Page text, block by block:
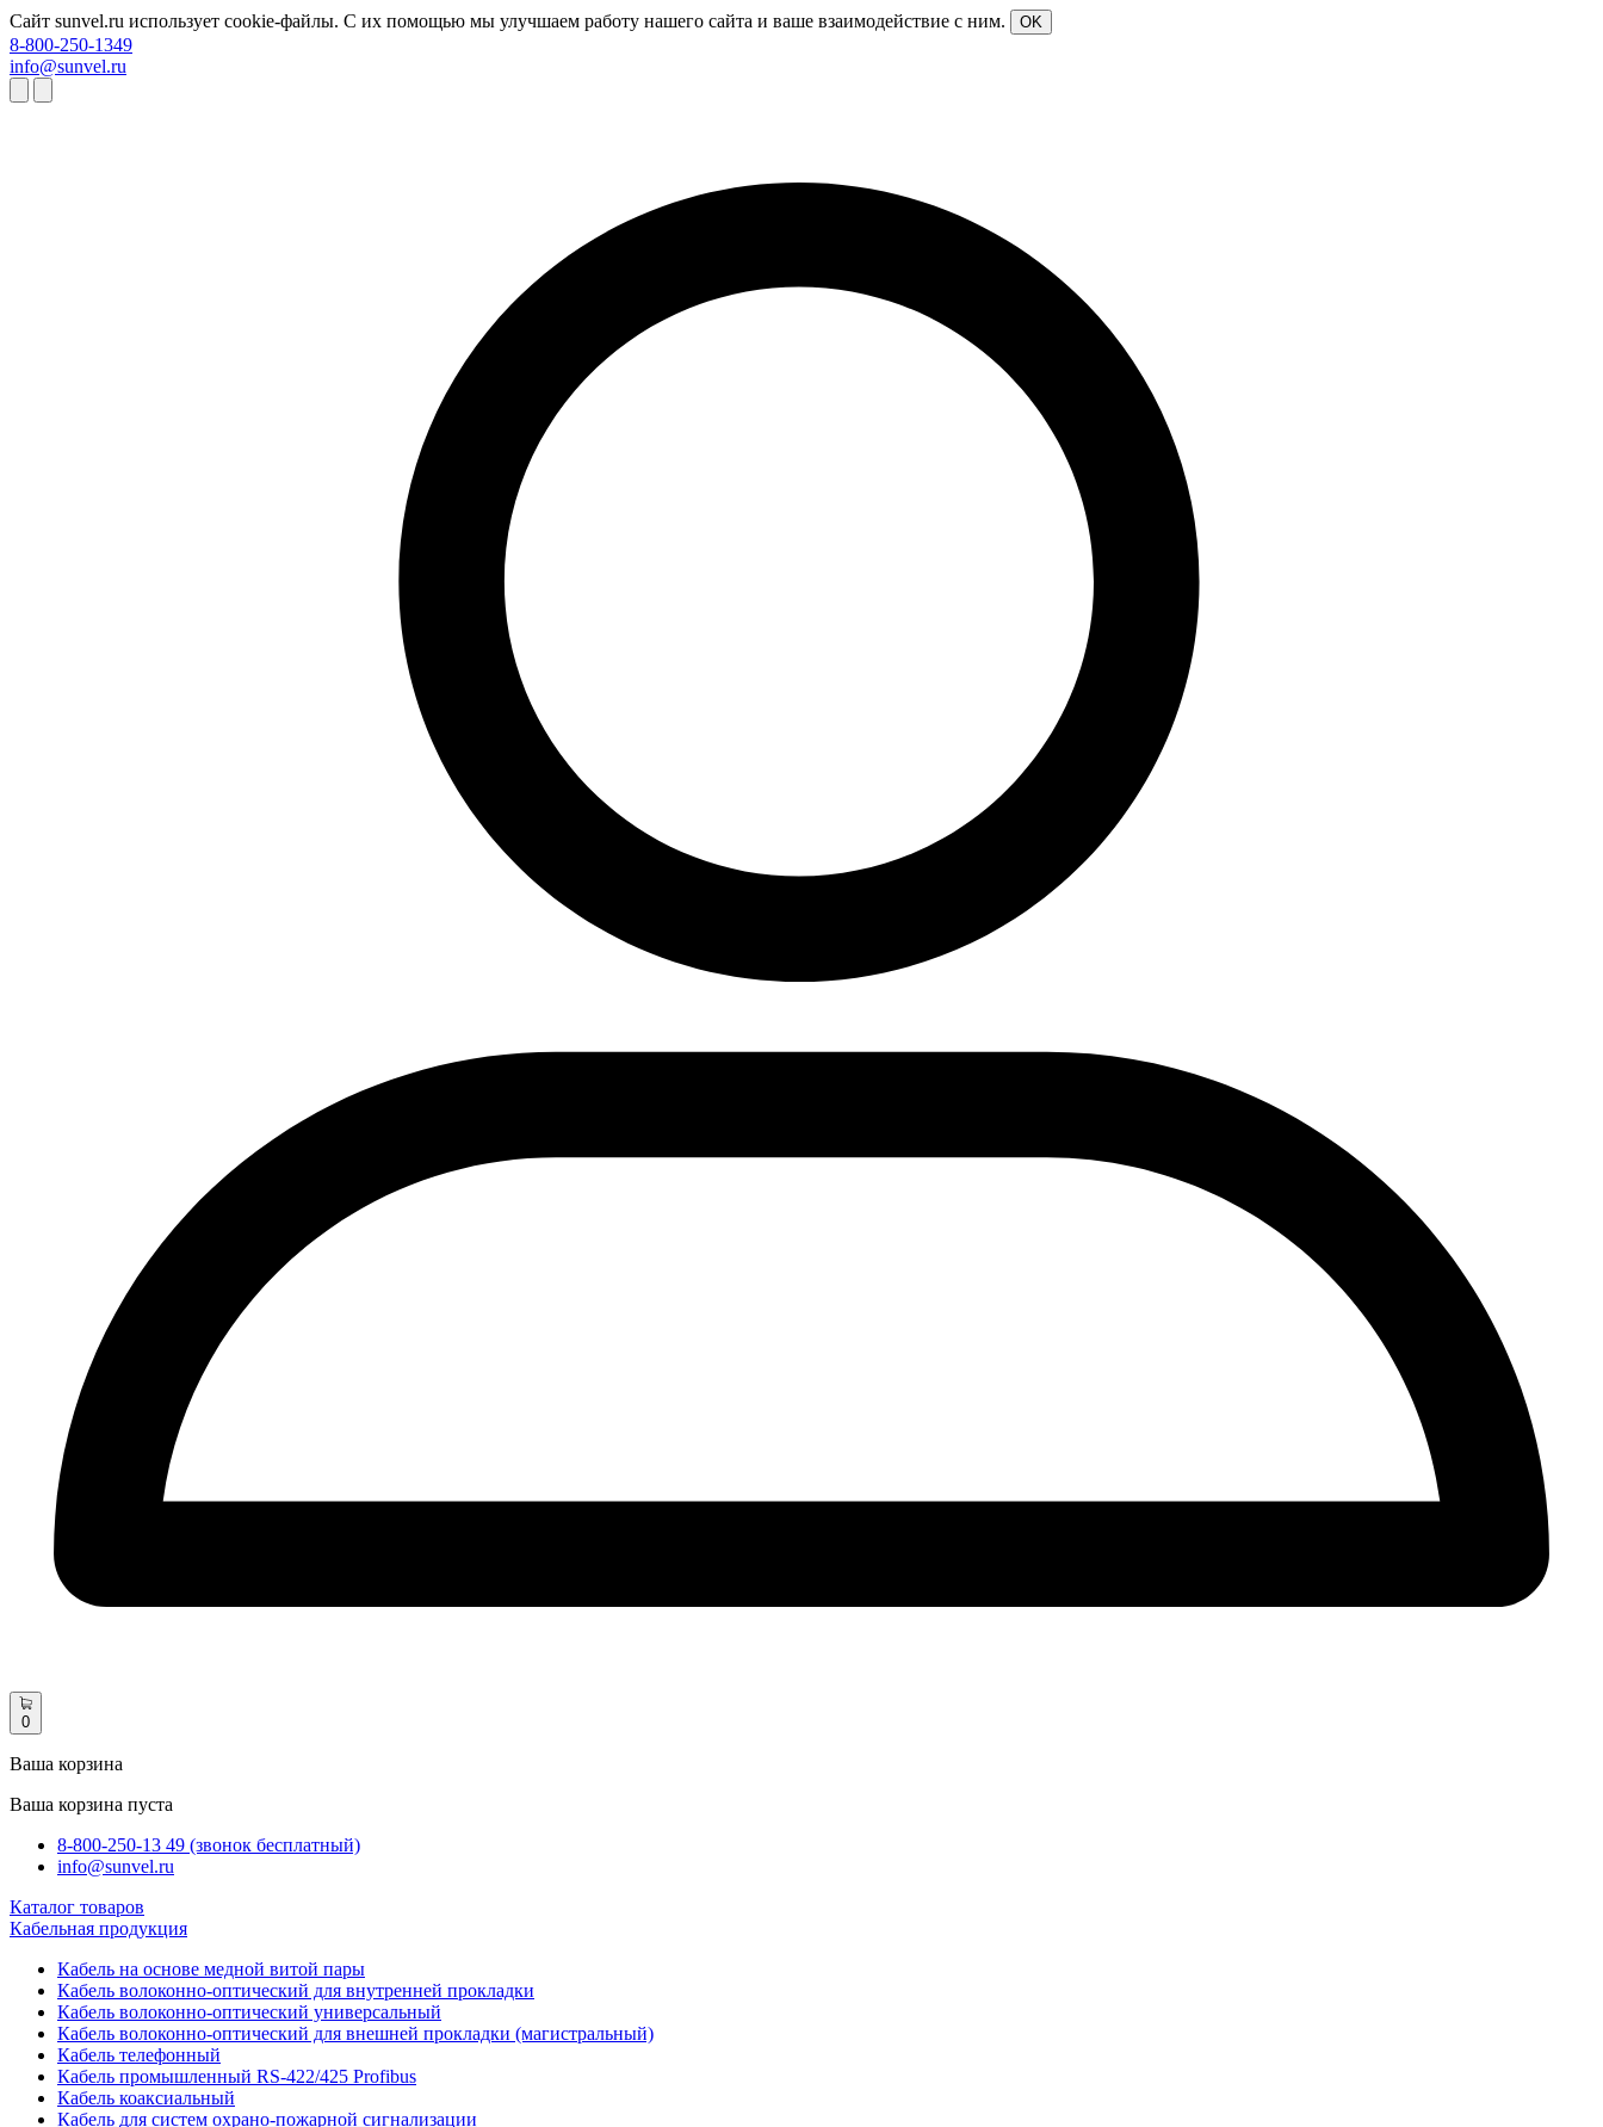
Сайт sunvel.ru использует cookie-файлы. С их помощью мы улучшаем работу нашего сайта и ваше взаимодействие с ним. OK
8-800-250-1349
info@sunvel.ru
0
Ваша корзина
Ваша корзина пуста
8-800-250-13 49 (звонок бесплатный)
info@sunvel.ru
Каталог товаров
Кабельная продукция
Кабель на основе медной витой пары
Кабель волоконно-оптический для внутренней прокладки
Кабель волоконно-оптический универсальный
Кабель волоконно-оптический для внешней прокладки (магистральный)
Кабель телефонный
Кабель промышленный RS-422/425 Profibus
Кабель коаксиальный
Кабель для систем охрано-пожарной сигнализации